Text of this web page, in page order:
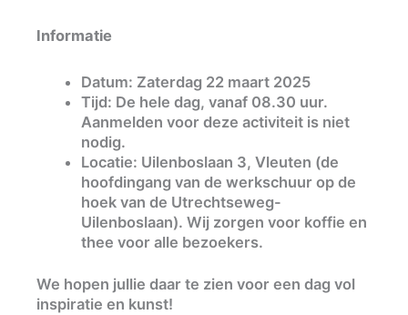
Informatie
Datum: Zaterdag 22 maart 2025
Tijd: De hele dag, vanaf 08.30 uur.
Aanmelden voor deze activiteit is niet
nodig.
Locatie: Uilenboslaan 3, Vleuten (de
hoofdingang van de werkschuur op de
hoek van de Utrechtseweg-
Uilenboslaan). Wij zorgen voor koffie en
thee voor alle bezoekers.
We hopen jullie daar te zien voor een dag vol
inspiratie en kunst!